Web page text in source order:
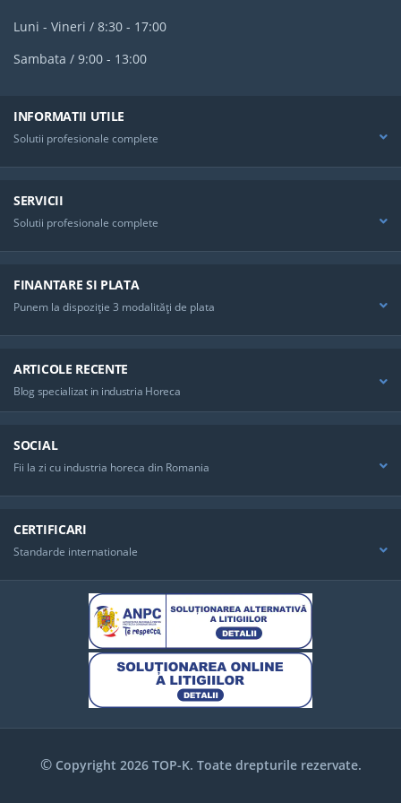
Luni - Vineri / 8:30 - 17:00
Sambata / 9:00 - 13:00
INFORMATII UTILE
Solutii profesionale complete
SERVICII
Solutii profesionale complete
FINANTARE SI PLATA
Punem la dispoziţie 3 modalităţi de plata
ARTICOLE RECENTE
Blog specializat in industria Horeca
SOCIAL
Fii la zi cu industria horeca din Romania
CERTIFICARI
Standarde internationale
© Copyright 2026 TOP-K. Toate drepturile rezervate.